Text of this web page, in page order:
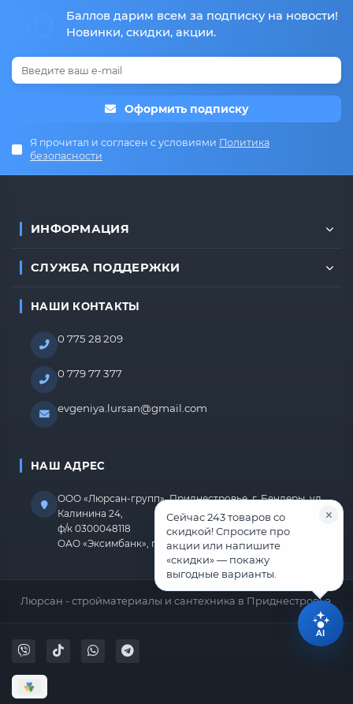
Баллов дарим всем за подписку на новости!
Новинки, скидки, акции.
Оформить подписку
Я прочитал и согласен с условиями Политика
безопасности
ИНФОРМАЦИЯ
СЛУЖБА ПОДДЕРЖКИ
НАШИ КОНТАКТЫ
0 775 28 209
0 779 77 377
evgeniya.lursan@gmail.com
НАШ АДРЕС
ООО «Люрсан-групп», Приднестровье, г. Бендеры, ул.
Калинина 24,
ф/к 0300048118
ОАО «Эксимбанк», г.Бендеры, р/с 2212670000000818
Люрсан - стройматериалы и сантехника в Приднестровье.
Сейчас 243 товаров со
скидкой! Спросите про
акции или напишите
«скидки» — покажу
выгодные варианты.
AI